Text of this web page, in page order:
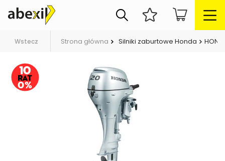
Wstecz Strona główna Silniki zaburtowe Honda